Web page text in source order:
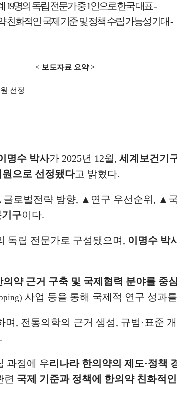
19명의 독립 전문가 중1인으로 한국 대표-
친화적인 국제 기준 및 정책 수립 가능성 기대-
< 보도자료 요약>
선정
명수 박사가 2025년 12월, 세계보건기
원으로 선정됐다고 밝혔다.
글로벌전략 방향, ▲ 연구 우선순위 , ▲
기구이다.
독립 전문가로 구성됐으며 , 이명수 박
약 근거 구축 및 국제협력 분야를 중
사업 등을 통해 국제적 연구 성과
며 , 전통의학의 근거 생성, 규범 ·표준
.
과정에 우리나라 한의약의 제도·정책
련 국제 기준과 정책에 한의약 친화적